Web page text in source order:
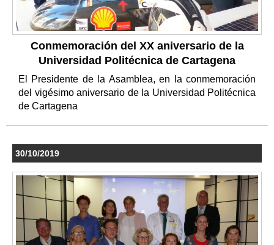
Conmemoración del XX aniversario de la
Universidad Politécnica de Cartagena
El Presidente de la Asamblea, en la conmemoración
del vigésimo aniversario de la Universidad Politécnica
de Cartagena
30/10/2019